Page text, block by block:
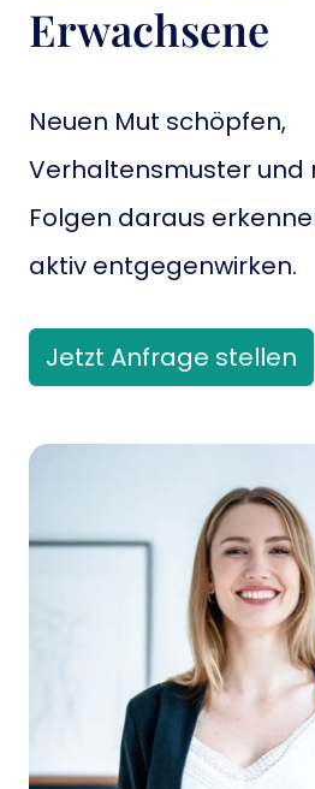
Erwachsene
Neuen Mut schöpfen,
Verhaltensmuster und
Folgen daraus
aktiv entgegenwirken.
Jetzt Anfrage stellen